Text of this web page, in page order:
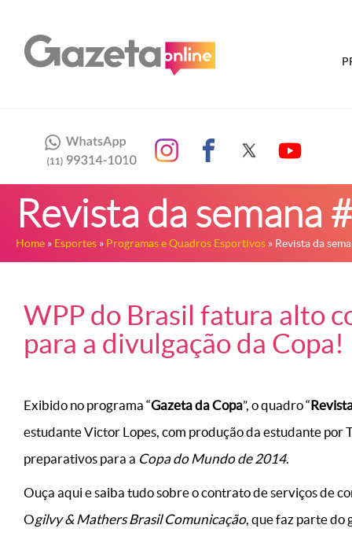
Revista da semana
Home » Esportes » Programas e Quadros Esportivos » Revista da
WPP do Brasil fatura alto
para a divulgação da Copa!
Exibido no programa “Gazeta da Copa”, o quadro “
estudante Victor Lopes, com produção da estudante por
preparativos para a Copa do Mundo de 2014.
Ouça aqui e saiba tudo sobre o contrato de serviços de
Ogilvy & Mathers Brasil Comunicação, que faz parte do